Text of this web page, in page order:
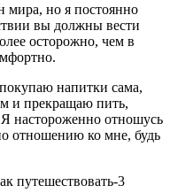
мира, но я постоянно
вы должны вести
осторожно, чем в
напитки сама,
и прекращаю пить,
настороженно отношусь
отношению ко мне, будь